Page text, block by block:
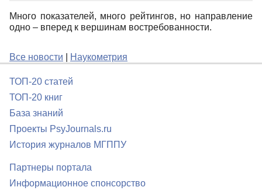
Много показателей, много рейтингов, но направление
одно – вперед к вершинам востребованности.
Все новости Наукометрия
ТОП-20 статей
ТОП-20 книг
База знаний
Проекты PsyJournals.ru
История журналов МГППУ
Партнеры портала
Информационное спонсорство